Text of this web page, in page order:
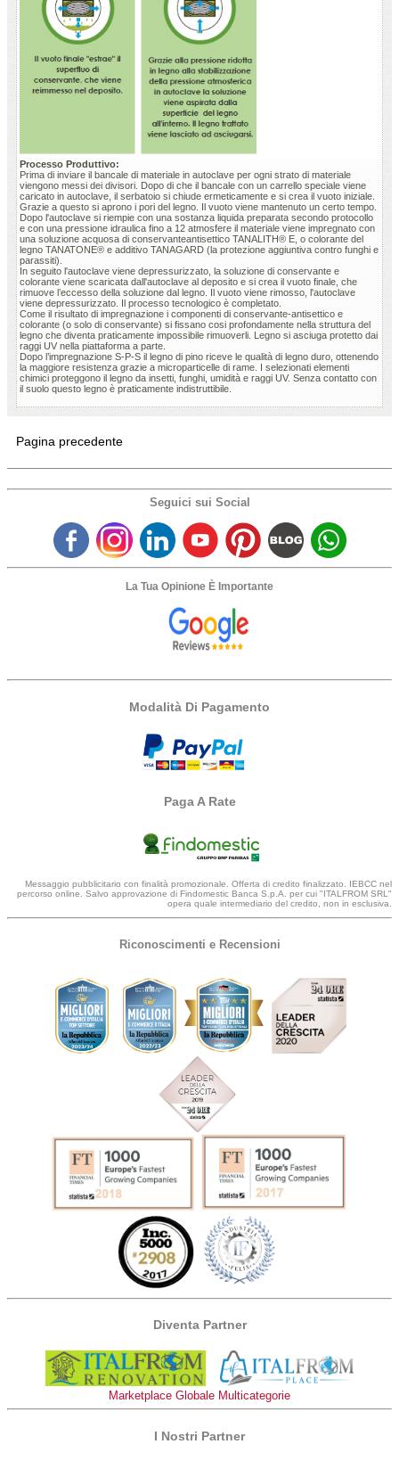
Processo Produttivo:
Prima di inviare il bancale di materiale in autoclave per ogni strato di materiale
viengono messi dei divisori. Dopo di che il bancale con un carrello speciale viene
caricato in autoclave, il serbatoio si chiude ermeticamente e si crea il vuoto iniziale.
Grazie a questo si aprono i pori del legno. Il vuoto viene mantenuto un certo tempo.
Dopo l'autoclave si riempie con una sostanza liquida preparata secondo protocollo
e con una pressione idraulica fino a 12 atmosfere il materiale viene impregnato con
una soluzione acquosa di conservanteantisettico TANALITH® E, o colorante del
legno TANATONE® e additivo TANAGARD (la protezione aggiuntiva contro funghi e
parassiti).
In seguito l'autoclave viene depressurizzato, la soluzione di conservante e
colorante viene scaricata dall'autoclave al deposito e si crea il vuoto finale, che
rimuove l’eccesso della soluzione dal legno. Il vuoto viene rimosso, l'autoclave
viene depressurizzato. Il processo tecnologico è completato.
Come il risultato di impregnazione i componenti di conservante-antisettico e
colorante (o solo di conservante) si fissano cosi profondamente nella struttura del
legno che diventa praticamente impossibile rimuoverli. Legno si asciuga protetto dai
raggi UV nella piattaforma a parte.
Dopo l’impregnazione S-P-S il legno di pino riceve le qualità di legno duro, ottenendo
la maggiore resistenza grazie a microparticelle di rame. I selezionati elementi
chimici proteggono il legno da insetti, funghi, umidità e raggi UV. Senza contatto con
il suolo questo legno è praticamente indistruttibile.
Pagina precedente
Seguici sui Social
La Tua Opinione È Importante
Modalità Di Pagamento
Paga A Rate
Messaggio pubblicitario con finalità promozionale. Offerta di credito finalizzato. IEBCC nel
percorso online. Salvo approvazione di Findomestic Banca S.p.A. per cui "ITALFROM SRL"
opera quale intermediario del credito, non in esclusiva.
Riconoscimenti e Recensioni
Diventa Partner
Marketplace Globale Multicategorie
I Nostri Partner